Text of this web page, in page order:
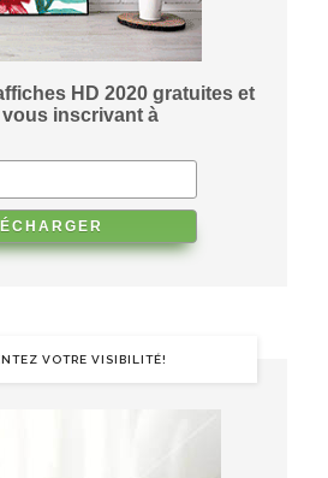
HD 2020 gratuites et
inscrivant à
VOTRE VISIBILITÉ!